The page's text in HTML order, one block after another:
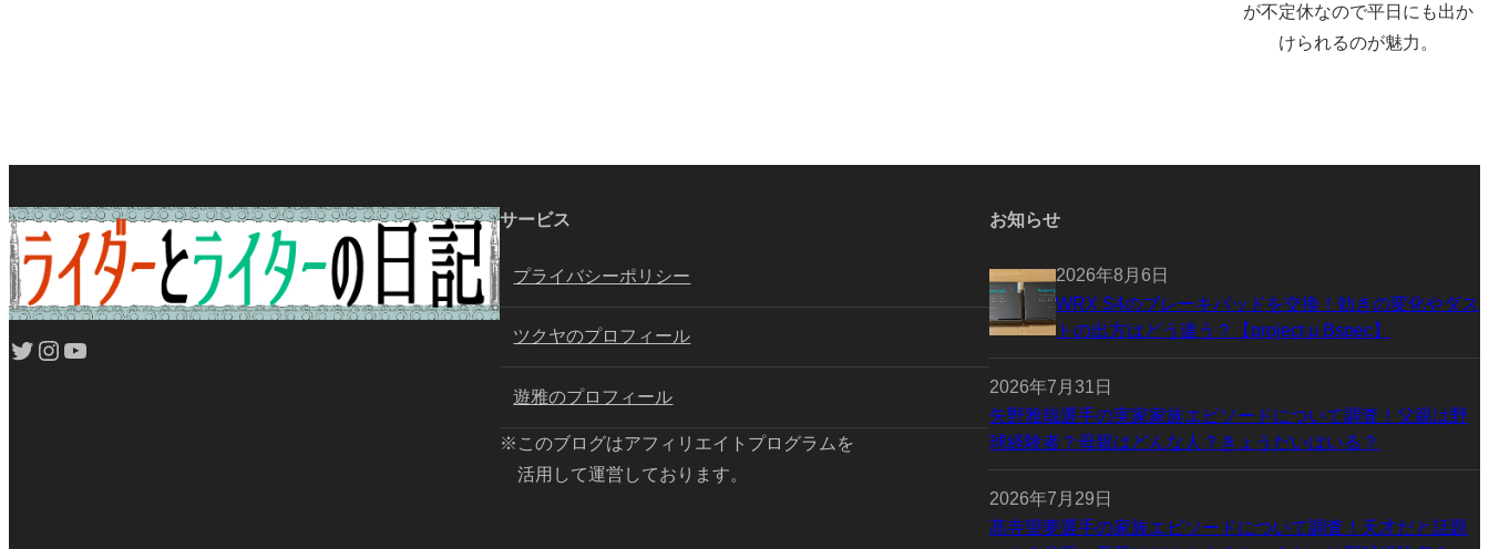
が不定休なので平日にも出か
けられるのが魅力。
Twitter Instagram YouTube
サービス
プライバシーポリシー
ツクヤのプロフィール
遊雅のプロフィール
※このブログはアフィリエイトプログラムを
活用して運営しております。
お知らせ
2026年8月6日
WRX S4のブレーキパッドを交換！効きの変化やダス
トの出方はどう違う？【project μ Bspec】
2026年7月31日
矢野雅哉選手の実家家族エピソードについて調査！父親は野
球経験者？母親はどんな人？きょうだいはいる？
2026年7月29日
髙寺望夢選手の家族エピソードについて調査！天才だと話題